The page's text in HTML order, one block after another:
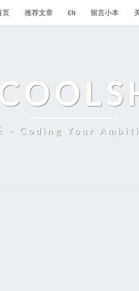
页 推荐文章 EN 留言小本
乐 – Coding Your